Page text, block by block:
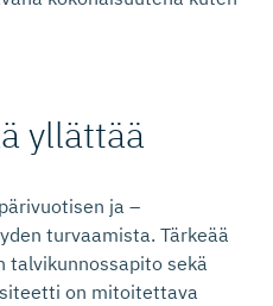
yllättää
ja –
turvaamista. Tärkeää
talvikunnossapito sekä
on mitoitettava